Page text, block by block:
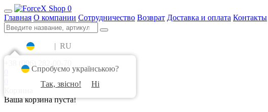
0
Главная О компании Сотрудничество Возврат Доставка и оплата Контакты
| RU
+38 (096) 282-00-70
Ваша корзина пуста!
Спробуємо українською?
Так, звісно!
Ні